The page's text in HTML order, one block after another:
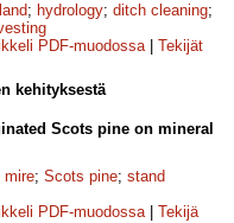
; hydrology; ditch cleaning;
PDF-muodossa| Tekijät
kehityksestä
Scots pine on mineral
mire; Scots pine; stand
PDF-muodossa| Tekijä